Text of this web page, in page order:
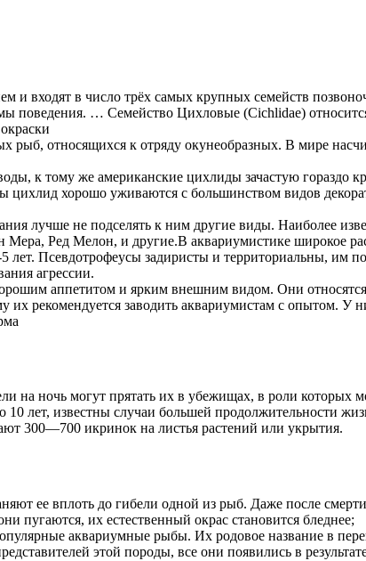
и входят в число трёх самых крупных семейств
поведения. … Семейство Цихловые (Cichlidae)
относящихся к отряду окунеобразных. В мире
к тому же американские цихлиды зачастую гораздо
цихлид хорошо уживаются с большинством видов
лучше не подселять к ним другие виды. Наиболее
Ред Мелон, и другие.В аквариумистике широкое
Псевдотрофеусы задиристы и территориальны, им
агрессии.
аппетитом и ярким внешним видом. Они
их рекомендуется заводить аквариумистам с опытом.
на ночь могут прятать их в убежищах, в роли которых
лет, известны случаи большей продолжительности
300—700 икринок на листья растений или укрытия.
ее вплоть до гибели одной из рыб. Даже после
пугаются, их естественный окрас становится бледнее;
аквариумные рыбы. Их родовое название в
этой породы, все они появились в